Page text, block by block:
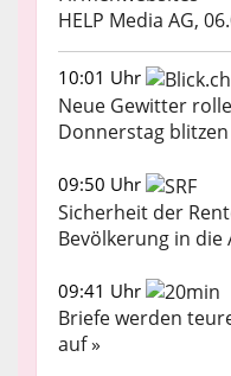
HELP Media AG,
10:01 Uhr
Neue Gewitter
Donnerstag blitzen
09:50 Uhr
Sicherheit der
Bevölkerung in die
09:41 Uhr
Briefe werden
auf »